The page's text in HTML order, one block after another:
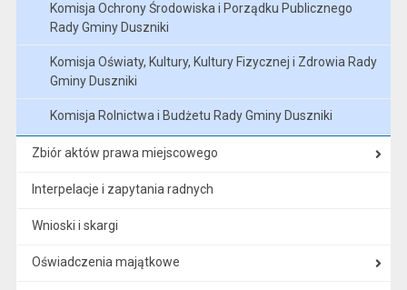
Komisja Ochrony Środowiska i Porządku Publicznego
Rady Gminy Duszniki
Komisja Oświaty, Kultury, Kultury Fizycznej i Zdrowia Rady
Gminy Duszniki
Komisja Rolnictwa i Budżetu Rady Gminy Duszniki
Zbiór aktów prawa miejscowego
Interpelacje i zapytania radnych
Wnioski i skargi
Oświadczenia majątkowe